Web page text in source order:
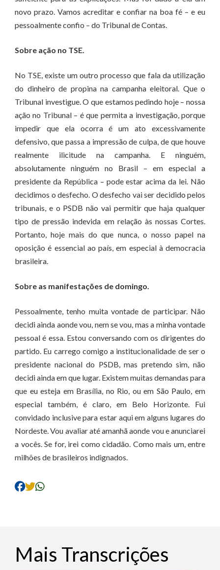
novo prazo. Vamos acreditar e confiar na boa fé – e eu
pessoalmente confio – do Tribunal de Contas.
Sobre ação no TSE.
No TSE, existe um outro processo que fala da utilização
do dinheiro de propina na campanha eleitoral. Que o
Tribunal investigue. O que estamos pedindo hoje – nossa
ação no Tribunal – é que permita a investigação, porque
impedir que ela ocorra é um ato excessivamente
defensivo, que passa a impressão de culpa, de que houve
realmente ilicitude na campanha. E ninguém,
absolutamente ninguém no Brasil – em especial a
presidente da República – pode estar acima da lei. Não
decidimos o desfecho. O desfecho vai ser decidido pelos
tribunais, e o PSDB não vai permitir que haja qualquer
tipo de pressão indevida em relação às nossas Cortes.
Portanto, hoje mais do que nunca, o nosso papel na
oposição é essencial ao país, em especial à democracia
brasileira.
Sobre as manifestações de domingo.
Pessoalmente, tenho muita vontade de participar. Não
decidi ainda aonde vou, nem se vou, mas a minha vontade
pessoal é essa. Estou conversando com os dirigentes do
partido. Eu carrego comigo a institucionalidade de ser o
presidente nacional do PSDB, mas pretendo sim, não
decidi ainda em que lugar. Existem muitas demandas para
que eu esteja em Brasília, no Rio, ou em São Paulo, em
especial também, é claro, em Belo Horizonte. Fui
convidado inclusive para estar aqui em alguns lugares do
Nordeste. Vou avaliar até amanhã aonde vou e anunciarei
a vocês. Se for, irei como cidadão. Como mais um, entre
milhões de brasileiros indignados.
Mais Transcrições